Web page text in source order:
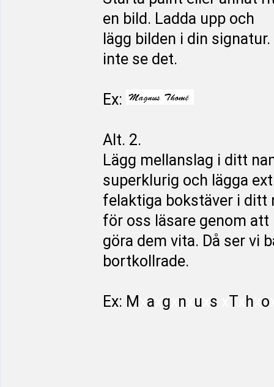
en bild. Ladda upp och
lägg bilden i din
inte se det.
Ex:
Alt. 2.
Lägg mellanslag i ditt
superklurig och lägga
felaktiga bokstäver i ditt
för oss läsare genom att
göra dem vita. Då ser vi
bortkollrade.
Ex: M a g n u s T h o